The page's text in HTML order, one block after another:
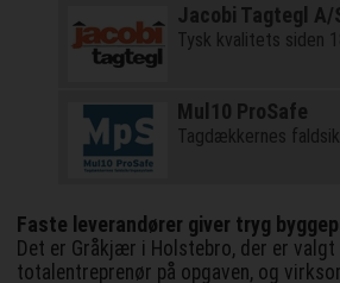
Jacobi Tagtegl A/
Tysk kvalitets siden
Mul10 ProSafe
Tagdækkernes
Faste leverandører giver tryg
Det er Gråkjær i Holstebro, der er valgt
totalentreprenør på opgaven, og